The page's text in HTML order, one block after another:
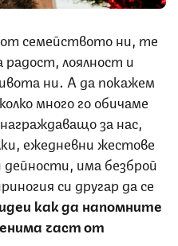
семейството ни, те
радост, лоялност и
ни. А да покажем
много го обичаме
за нас,
ежедневни жестове
дейности, има безброй
си другар да се
как да напомните
част от